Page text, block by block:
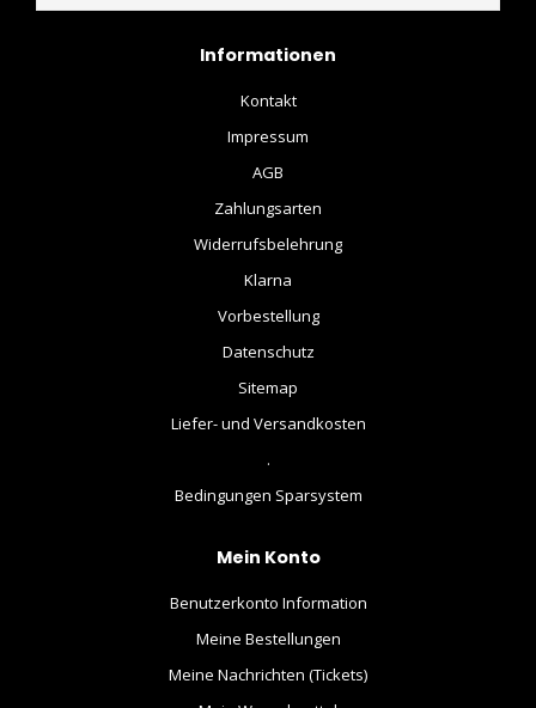
Informationen
Kontakt
Impressum
AGB
Zahlungsarten
Widerrufsbelehrung
Klarna
Vorbestellung
Datenschutz
Sitemap
Liefer- und Versandkosten
.
Bedingungen Sparsystem
Mein Konto
Benutzerkonto Information
Meine Bestellungen
Meine Nachrichten (Tickets)